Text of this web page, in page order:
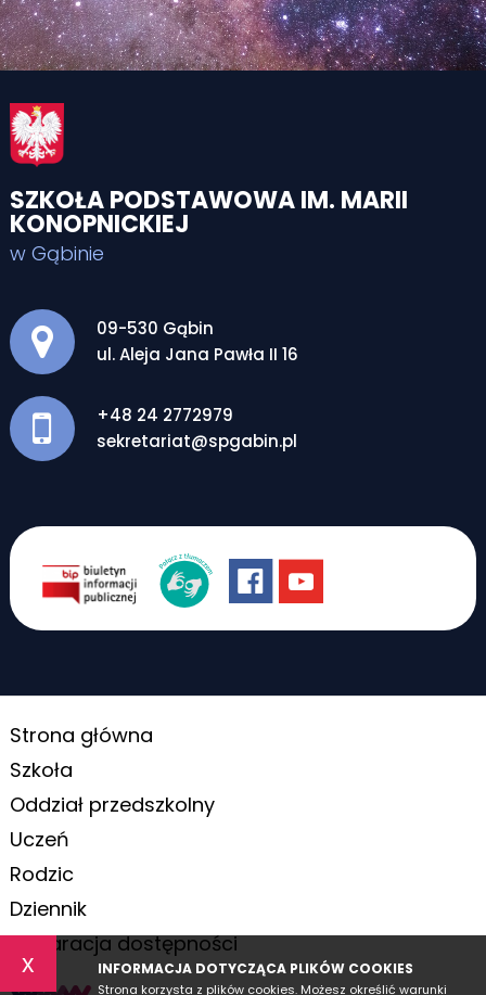
x INFORMACJA DOTYCZĄCA PLIKÓW COOKIES
Strona korzysta z plików cookies. Możesz określić warunki
SZKOŁA PODSTAWOWA IM. MARII
KONOPNICKIEJ
w Gąbinie
Adres pocztowy:
09-530 Gąbin
ul. Aleja Jana Pawła II 16
+48 24 2772979
sekretariat@spgabin.pl
Strona główna
Szkoła
Oddział przedszkolny
Uczeń
Rodzic
Dziennik
Deklaracja dostępności